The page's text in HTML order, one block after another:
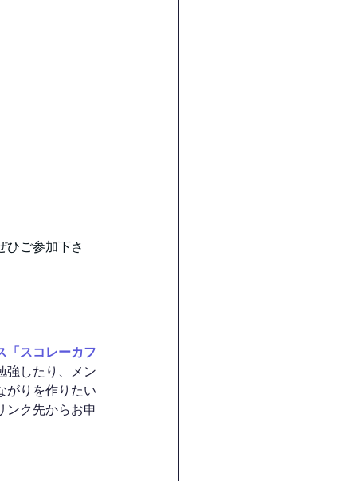
ひご参加下さ
「スコレーカフ
強したり、メン
がりを作りたい
ンク先からお申